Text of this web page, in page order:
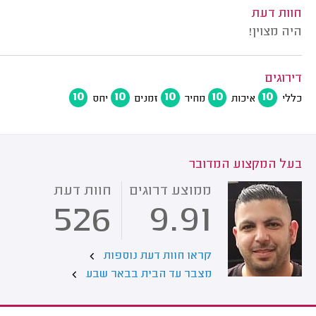
חוות דעת
היה מצוין!
דירוגים
כללי 10 איכות 10 מחיר 10 זמנים 10 יחס 10
בעל המקצוע המדובר
ממוצע דרוגים
9.91
חוות דעת
526
קראו חוות דעת נוספות
מצבר עד הבית בבאר שבע